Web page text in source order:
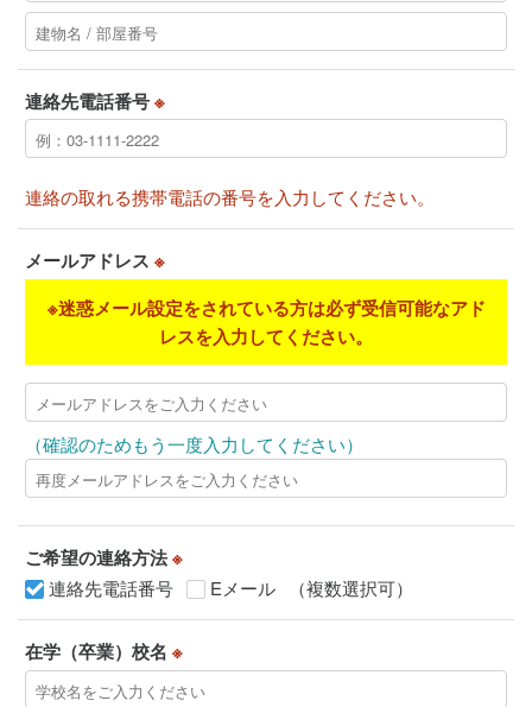
連絡先電話番号※
連絡の取れる携帯電話の番号を入力してください。
メールアドレス※
※迷惑メール設定をされている方は必ず受信可能なアド
レスを入力してください。
（確認のためもう一度入力してください）
ご希望の連絡方法※
連絡先電話番号 Eメール （複数選択可）
在学（卒業）校名※